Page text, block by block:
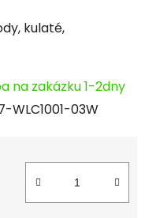
kulaté,
na zakázku 1-2dny
WLC1001-03W